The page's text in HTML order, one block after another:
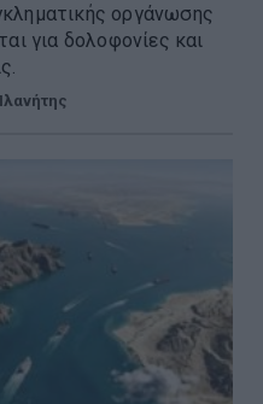
οργάνωσης
για δολοφονίες και